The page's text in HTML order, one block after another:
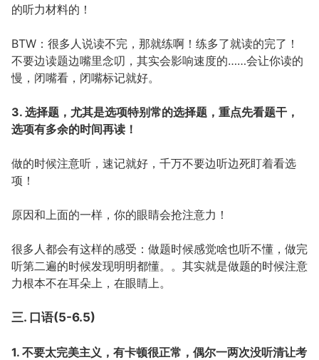
的听力材料的！
BTW：很多人说读不完，那就练啊！练多了就读的完了！
不要边读题边嘴里念叨，其实会影响速度的……会让你读的
慢，闭嘴看，闭嘴标记就好。
3. 选择题，尤其是选项特别常的选择题，重点先看题干，
选项有多余的时间再读！
做的时候注意听，速记就好，千万不要边听边死盯着看选
项！
原因和上面的一样，你的眼睛会抢注意力！
很多人都会有这样的感受：做题时候感觉啥也听不懂，做完
听第二遍的时候发现明明都懂。。其实就是做题的时候注意
力根本不在耳朵上，在眼睛上。
三. 口语(5-6.5)
1. 不要太完美主义，有卡顿很正常，偶尔一两次没听清让考